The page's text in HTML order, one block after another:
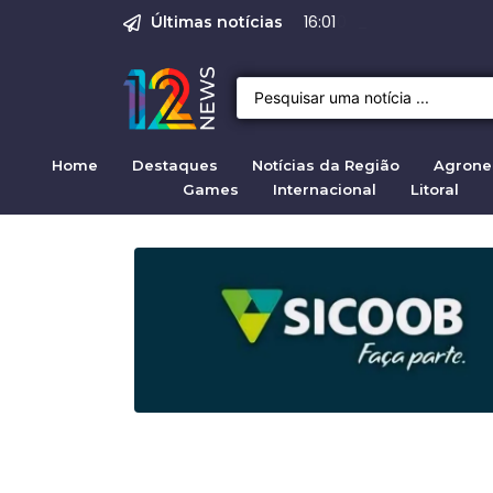
Últimas notícias 08:00
Home Destaques Notícias da Região
Games
Internacional Litoral